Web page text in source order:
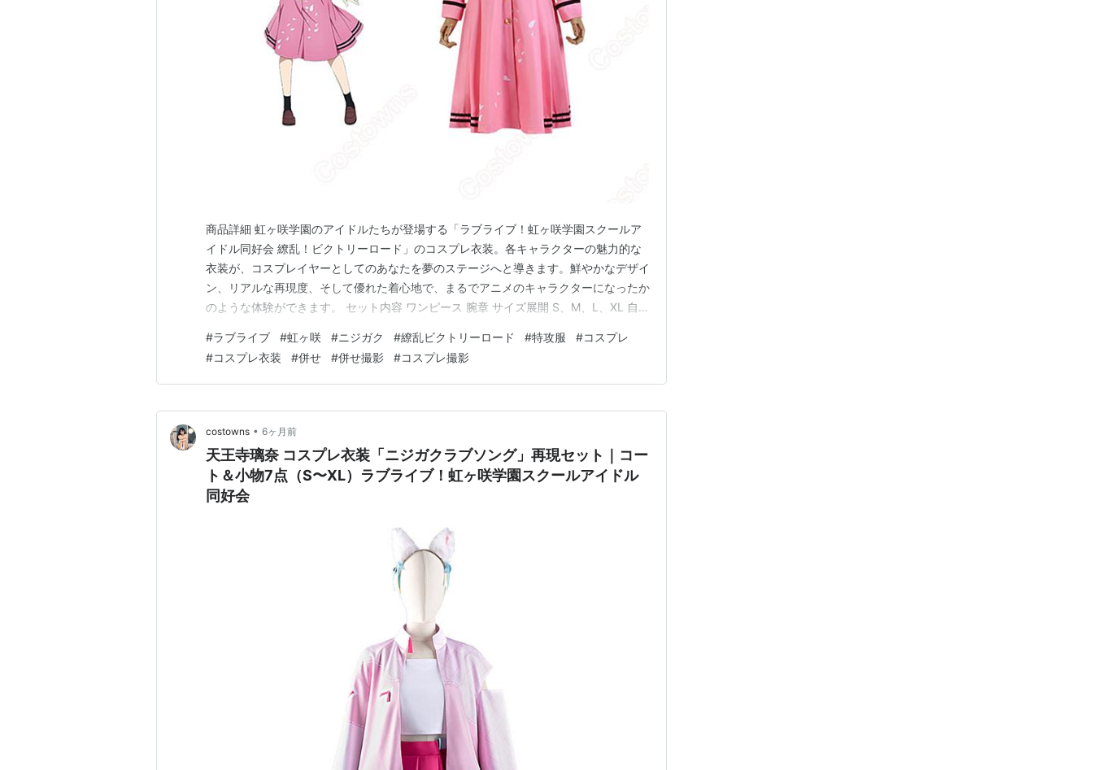
商品詳細 虹ヶ咲学園のアイドルたちが登場する「ラブライブ！虹ヶ咲学園スクールア
イドル同好会 繚乱！ビクトリーロード」のコスプレ衣装。各キャラクターの魅力的な
衣装が、コスプレイヤーとしてのあなたを夢のステージへと導きます。鮮やかなデザイ
ン、リアルな再現度、そして優れた着心地で、まるでアニメのキャラクターになったか
のような体験ができます。 セット内容 ワンピース 腕章 サイズ展開 S、M、L、XL 自分
地：通気性に優れ、長時間着ても快適な着心地を提供。オールシーズン対応で、季節を
問わず使用できます。 キャラクター紹介 中…
#ラブライブ #虹ヶ咲 #ニジガク #繚乱ビクトリーロード #特攻服 #コスプレ
#コスプレ衣装 #併せ #併せ撮影 #コスプレ撮影
costowns • 6ヶ月前
天王寺璃奈 コスプレ衣装「ニジガクラブソング」再現セット｜コー
ト＆小物7点（S〜XL）ラブライブ！虹ヶ咲学園スクールアイドル
同好会